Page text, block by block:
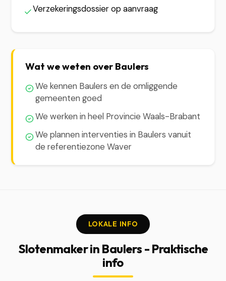
Verzekeringsdossier op aanvraag
Wat we weten over Baulers
We kennen Baulers en de omliggende
gemeenten goed
We werken in heel Provincie Waals-Brabant
We plannen interventies in Baulers vanuit
de referentiezone Waver
LOKALE INFO
Slotenmaker in Baulers - Praktische
info